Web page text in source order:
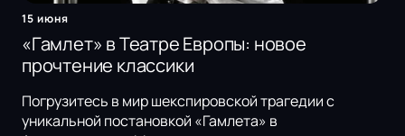
15 июня
«Гамлет» в Театре Европы: новое
прочтение классики
Погрузитесь в мир шекспировской трагедии с
уникальной постановкой «Гамлета» в